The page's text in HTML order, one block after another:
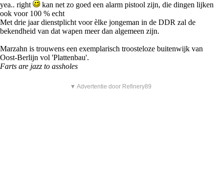
yea.. right
kan net zo goed een alarm pistool zijn, die dingen lijken
ook voor 100 % echt
Met drie jaar dienstplicht voor èlke jongeman in de DDR zal de
bekendheid van dat wapen meer dan algemeen zijn.
Marzahn is trouwens een exemplarisch troosteloze buitenwijk van
Oost-Berlijn vol 'Plattenbau'.
Farts are jazz to assholes
▼ Advertentie door Refinery89